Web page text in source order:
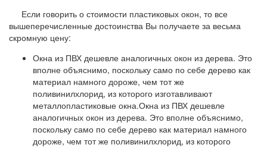
Если говорить о стоимости пластиковых окон, то все
вышеперечисленные достоинства Вы получаете за весьма
скромную цену:
Окна из ПВХ дешевле аналогичных окон из дерева. Это
вполне объяснимо, поскольку само по себе дерево как
материал намного дороже, чем тот же
поливинилхлорид, из которого изготавливают
металлопластиковые окна.Окна из ПВХ дешевле
аналогичных окон из дерева. Это вполне объяснимо,
поскольку само по себе дерево как материал намного
дороже, чем тот же поливинилхлорид, из которого